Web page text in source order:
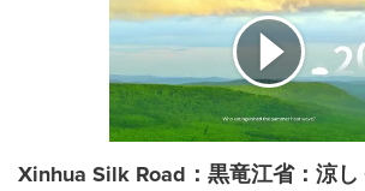
Xinhua Silk Road：黒竜江省：涼し